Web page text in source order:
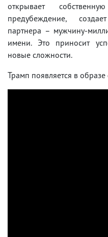
открывает
предубеждение,
партнера – мужчину-
имени. Это приносит
новые сложности.
Трамп появляется в образе